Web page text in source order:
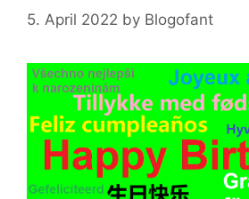
5. April 2022 by Blogofant